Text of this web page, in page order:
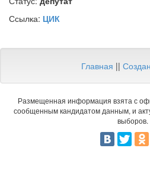
Ссылка: ЦИК
Главная ||
Размещенная информация взята с
сообщенным кандидатом данным, и
выборов.